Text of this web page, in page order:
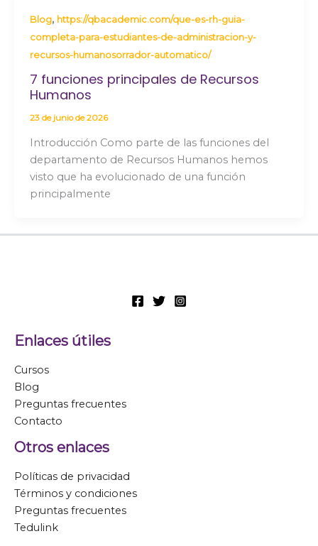
Blog, https://qbacademic.com/que-es-rh-guia-
completa-para-estudiantes-de-administracion-y-
recursos-humanosorrador-automatico/
7 funciones principales de Recursos
Humanos
23 de junio de 2026
Introducción Como parte de las funciones del
departamento de Recursos Humanos hemos
visto que ha evolucionado de una función
principalmente
Enlaces útiles
Cursos
Blog
Preguntas frecuentes
Contacto
Otros enlaces
Políticas de privacidad
Términos y condiciones
Preguntas frecuentes
Tedulink